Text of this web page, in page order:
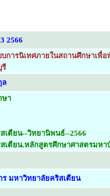
2566
การนิเทศภายในสถานศึกษาเพื่
รี
ล
ษา
เตียน--วิทยานิพนธ์--2566
เตียน.หลักสูตรศึกษาศาสตรมห
มหาวิทยาลัยคริสเตียน